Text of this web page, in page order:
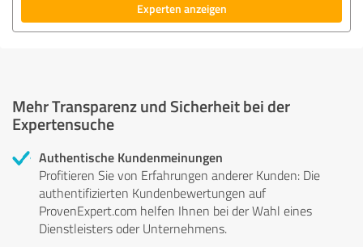
Experten anzeigen
Mehr Transparenz und Sicherheit bei der
Expertensuche
Authentische Kundenmeinungen
Profitieren Sie von Erfahrungen anderer Kunden: Die
authentifizierten Kundenbewertungen auf
ProvenExpert.com helfen Ihnen bei der Wahl eines
Dienstleisters oder Unternehmens.